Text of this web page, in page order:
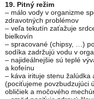
19. Pitný režim
– málo vody v organizme
zdravotných problémov
– veľa tekutín zaťažuje
bielkovín
– spracované (chipsy, …)
sodíka zadržujú vodu v
– najideálnejšie sú teplé
a kofeínu
– káva irituje stenu
(pociťujeme povzbudzujúci
obličiek a močového